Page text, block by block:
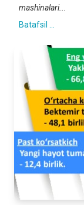
mashinalari...
Batafsil ...